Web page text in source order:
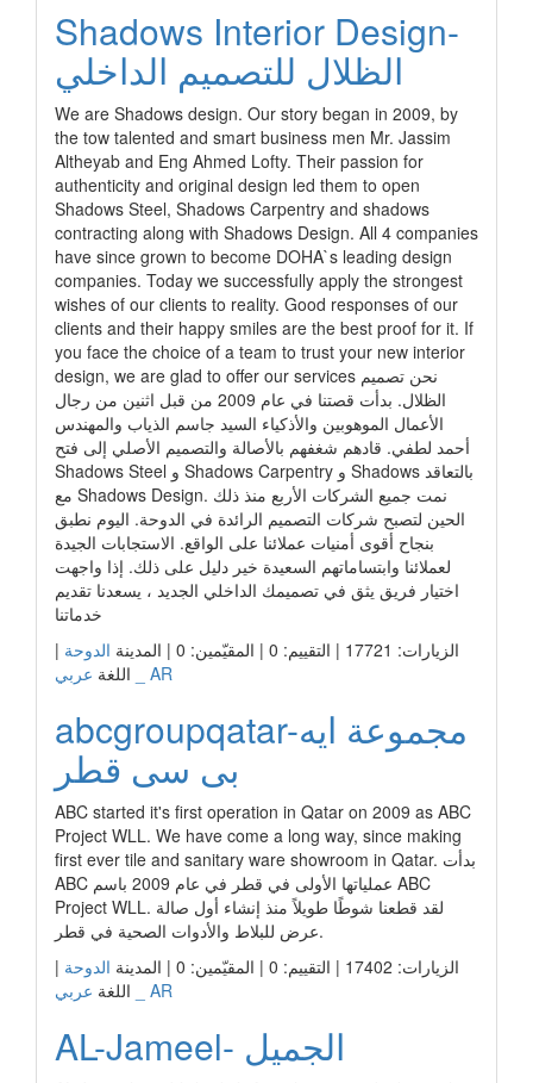
Shadows Interior Design-
الظلال للتصميم الداخلي
We are Shadows design. Our story began in 2009, by
the tow talented and smart business men Mr. Jassim
Altheyab and Eng Ahmed Lofty. Their passion for
authenticity and original design led them to open
Shadows Steel, Shadows Carpentry and shadows
contracting along with Shadows Design. All 4 companies
have since grown to become DOHA`s leading design
companies. Today we successfully apply the strongest
wishes of our clients to reality. Good responses of our
clients and their happy smiles are the best proof for it. If
you face the choice of a team to trust your new interior
design, we are glad to offer our services نحن تصميم
الظلال. بدأت قصتنا في عام 2009 من قبل اثنين من رجال
الأعمال الموهوبين والأذكياء السيد جاسم الذياب والمهندس
أحمد لطفي. قادهم شغفهم بالأصالة والتصميم الأصلي إلى فتح
Shadows Steel و Shadows Carpentry و Shadows بالتعاقد
مع Shadows Design. نمت جميع الشركات الأربع منذ ذلك
الحين لتصبح شركات التصميم الرائدة في الدوحة. اليوم نطبق
بنجاح أقوى أمنيات عملائنا على الواقع. الاستجابات الجيدة
لعملائنا وابتساماتهم السعيدة خير دليل على ذلك. إذا واجهت
اختيار فريق يثق في تصميمك الداخلي الجديد ، يسعدنا تقديم
خدماتنا
الزيارات: 17721 | التقييم: 0 | المقيّمين: 0 | المدينة
الدوحة |
اللغة عربي _ AR
abcgroupqatar-مجموعة ايه
بى سى قطر
ABC started it's first operation in Qatar on 2009 as ABC
Project WLL. We have come a long way, since making
first ever tile and sanitary ware showroom in Qatar. بدأت
ABC عملياتها الأولى في قطر في عام 2009 باسم ABC
Project WLL. لقد قطعنا شوطًا طويلاً منذ إنشاء أول صالة
عرض للبلاط والأدوات الصحية في قطر.
الزيارات: 17402 | التقييم: 0 | المقيّمين: 0 | المدينة
الدوحة |
اللغة عربي _ AR
AL-Jameel- الجميل